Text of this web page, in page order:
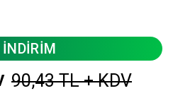
İNDİRİM
90,43 TL + KDV